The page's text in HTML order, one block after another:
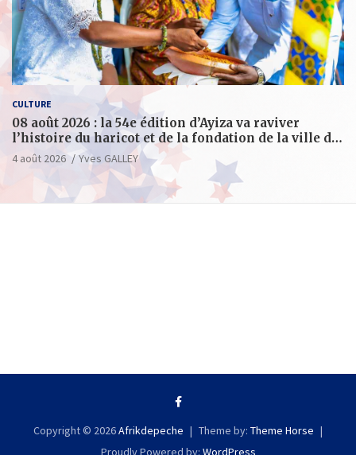
CULTURE
08 août 2026 : la 54e édition d’Ayiza va raviver
l’histoire du haricot et de la fondation de la ville de
Tsévié
4 août 2026 Yves GALLEY
Copyright © 2026Afrikdepeche Theme by: Theme Horse
Proudly Powered by: WordPress